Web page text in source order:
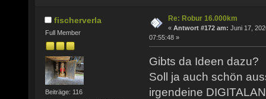
fischerverla
Full Member
Beiträge: 116
Re: Robur 16.000km
« Antwort #172 am: Juni 17,
07:55:48 »
Gibts da Ideen dazu?
Soll ja auch schön
irgendeine